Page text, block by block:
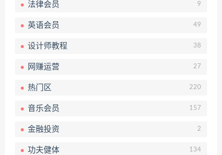
法律会员 9
英语会员 49
设计师教程 38
网赚运营 27
热门区 220
音乐会员 157
金融投资 2
功夫健体 134